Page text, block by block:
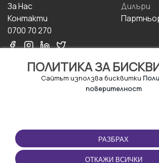
ПОЛИТИКА ЗА
Сайтът използва бисквитки
поверителност
РАЗБРАХ
ОТКАЖИ ВСИЧКИ
За Hас
Контакти
0700 70 270
Дилъри
ПОЛЗВАНЕ
Правила и условия за
ползване